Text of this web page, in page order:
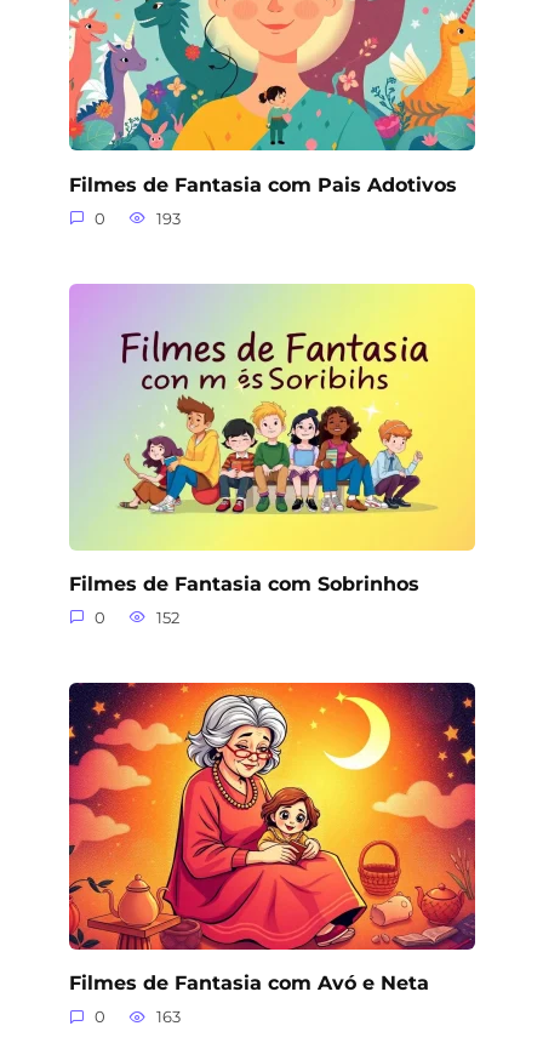
Filmes de Fantasia com Pais Adotivos
0 193
Filmes de Fantasia com Sobrinhos
0 152
Filmes de Fantasia com Avó e Neta
0 163